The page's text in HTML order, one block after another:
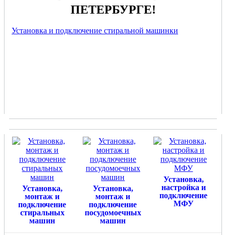
ПЕТЕРБУРГЕ!
Установка и подключение стиральной машинки
Установка,
монтаж и
подключение
стиральных
машин
Установка,
монтаж и
подключение
посудомоечных
машин
Установка,
настройка и
подключение
МФУ